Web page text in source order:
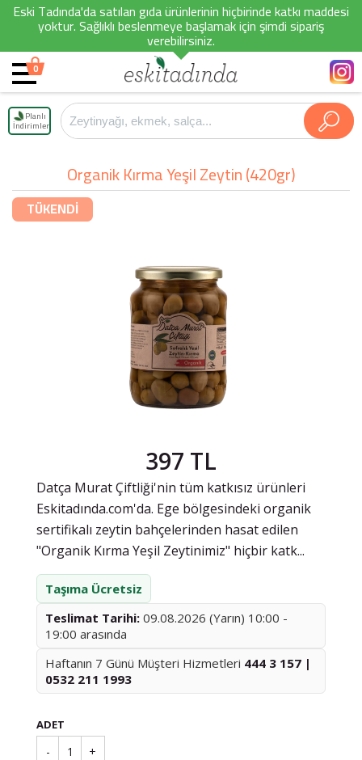
Eski Tadında'da satılan gıda ürünlerinin hiçbirinde katkı maddesi
yoktur. Sağlıklı beslenmeye başlamak için şimdi sipariş
verebilirsiniz.
0
Planlı
İndirimler
Organik Kırma Yeşil Zeytin (420gr)
TÜKENDİ
397 TL
Datça Murat Çiftliği'nin tüm katkısız ürünleri
Eskitadında.com'da. Ege bölgesindeki organik
sertifikalı zeytin bahçelerinden hasat edilen
"Organik Kırma Yeşil Zeytinimiz" hiçbir katk...
Taşıma Ücretsiz
Teslimat Tarihi: 09.08.2026 (Yarın) 10:00 -
19:00 arasında
Haftanın 7 Günü Müşteri Hizmetleri 444 3 157 |
0532 211 1993
ADET
- 1 +